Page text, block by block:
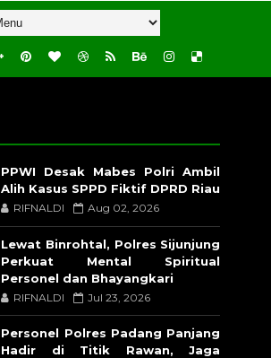
PPWI Desak Mabes Polri Ambil
Alih Kasus SPPD Fiktif DPRD Riau
RIFNALDI Aug 02, 2026
Lewat Binrohtal, Polres Sijunjung
Perkuat Mental Spiritual
Personel dan Bhayangkari
RIFNALDI Jul 23, 2026
Personel Polres Padang Panjang
Hadir di Titik Rawan, Jaga